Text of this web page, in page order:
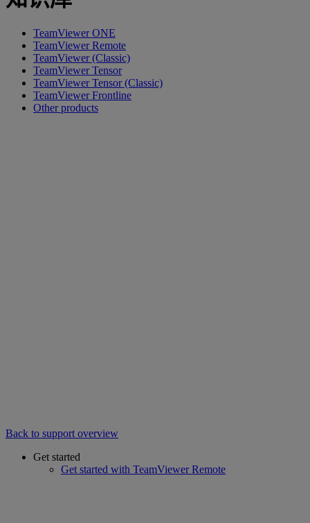
TeamViewer ONE
TeamViewer Remote
TeamViewer (Classic)
TeamViewer Tensor
TeamViewer Tensor (Classic)
TeamViewer Frontline
Other products
Back to support overview
Get started
Get started with TeamViewer Remote